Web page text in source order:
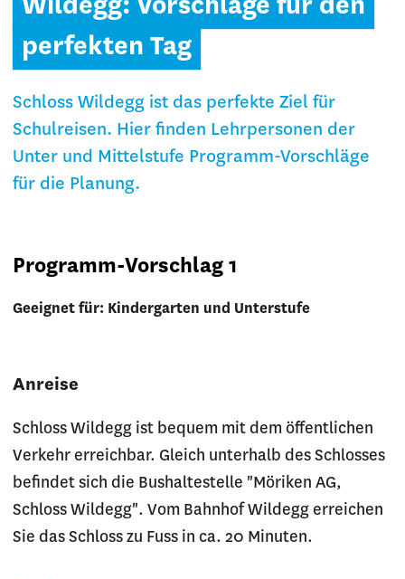
Wildegg: Vorschläge für den
perfekten Tag
Schloss Wildegg ist das perfekte Ziel für
Schulreisen. Hier finden Lehrpersonen der
Unter und Mittelstufe Programm-Vorschläge
für die Planung.
Programm-Vorschlag 1
Geeignet für: Kindergarten und Unterstufe
Anreise
Schloss Wildegg ist bequem mit dem öffentlichen
Verkehr erreichbar. Gleich unterhalb des Schlosses
befindet sich die Bushaltestelle "Möriken AG,
Schloss Wildegg". Vom Bahnhof Wildegg erreichen
Sie das Schloss zu Fuss in ca. 20 Minuten.